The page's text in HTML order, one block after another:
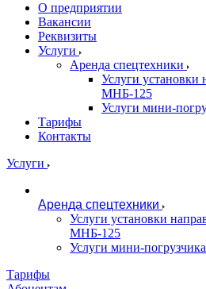
О предприятии
Вакансии
Реквизиты
Услуги
Аренда спецтехники
Услуги установки
МНБ-125
Услуги мини-
Тарифы
Контакты
Услуги
Аренда спецтехники
Услуги установки
МНБ-125
Услуги мини-
Тарифы